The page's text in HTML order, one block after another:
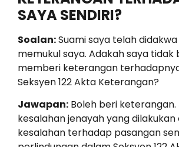
SAYA SENDIRI?
Soalan:Suami saya telah
memukul saya. Adakah saya tidak
memberi keterangan
Seksyen 122 Akta Keterangan?
Jawapan: Boleh beri keterangan.
kesalahan jenayah yang dilakukan
kesalahan terhadap pasangan